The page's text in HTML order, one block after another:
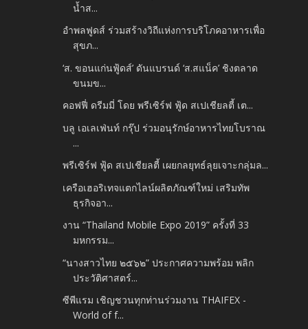
น้ำส...
อำพลฟูดส์ ร่วมสร้างวิถีแห่งการบริโภคอาหารเพื่อ
สุขภ...
‘ส. ขอนแก่นฟู้ดส์’ ดันแบรนด์ ‘ส.สแน็ค’ ชิงตลาด
ขนมข...
คอฟฟี่ ดรีมมี่ โดย พรีเซิร์ฟ ฟู้ด สเปเชียลตี้ เต...
บลู เอเลเฟ่นท์ กรุ๊ป ร่วมอนุรักษ์อาหารไทยโบราณ
...
พรีเซิร์ฟ ฟู้ด สเปเชียลตี้ เผยกลยุทธ์ลุยเจาะกลุ่มล...
เครือเฮอริเทจแตกไลน์ผลิตภัณฑ์ใหม่ เสริมทัพ
ธุรกิจอา...
งาน “Thailand Mobile Expo 2019” ครั้งที่ 33
มหกรรม...
“นางสาวไทย ๒๕๖๒” ประกาศความพร้อม พลิก
ประวัติศาสตร์...
ซีพีแรม เชิญชวนทุกท่านร่วมงาน THAIFEX -
World of f...